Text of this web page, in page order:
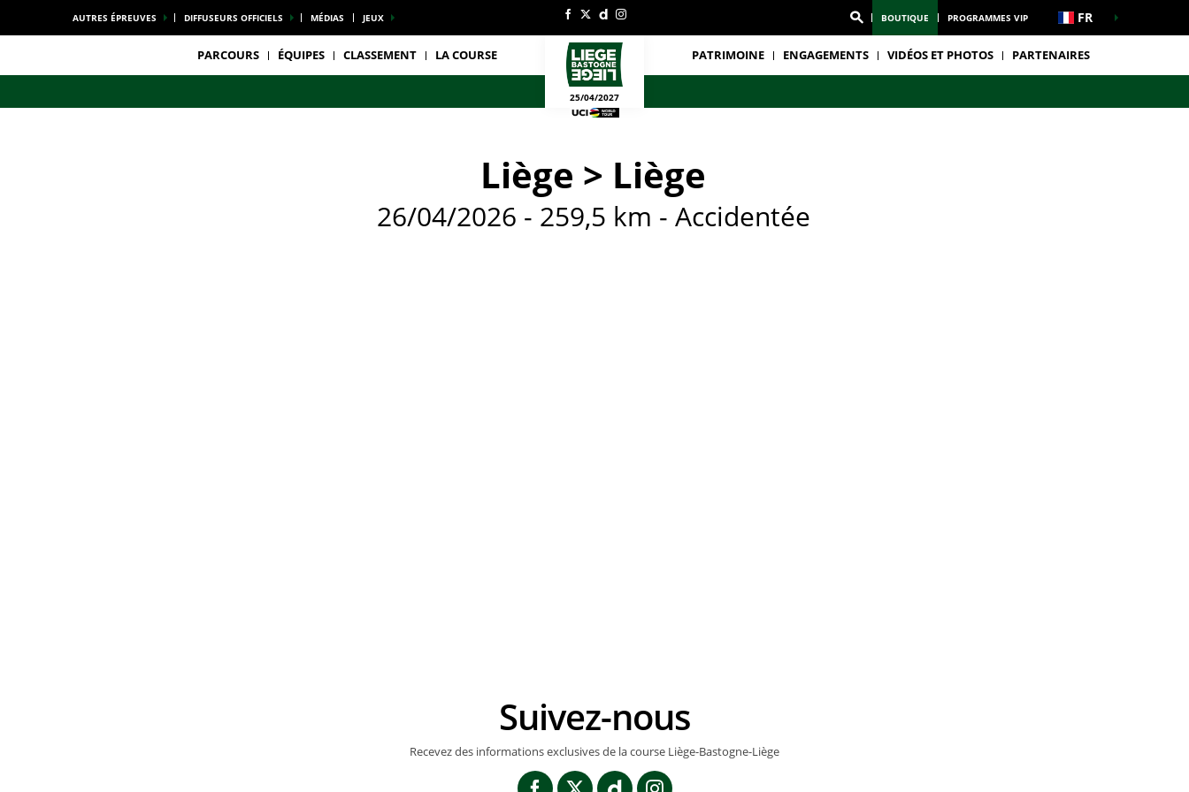
AUTRES ÉPREUVES DIFFUSEURS OFFICIELS MÉDIAS JEUX BOUTIQUE PROGRAMMES VIP FR
PARCOURS ÉQUIPES CLASSEMENT LA COURSE
25/04/2027
PATRIMOINE ENGAGEMENTS VIDÉOS ET PHOTOS PARTENAIRES
Liège > Liège
26/04/2026 - 259,5 km - Accidentée
Suivez-nous
Recevez des informations exclusives de la course Liège-Bastogne-Liège